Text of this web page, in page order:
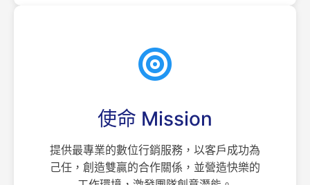
使命 Mission
提供最專業的數位行銷服務，以客戶成功為
己任，創造雙贏的合作關係，並營造快樂的